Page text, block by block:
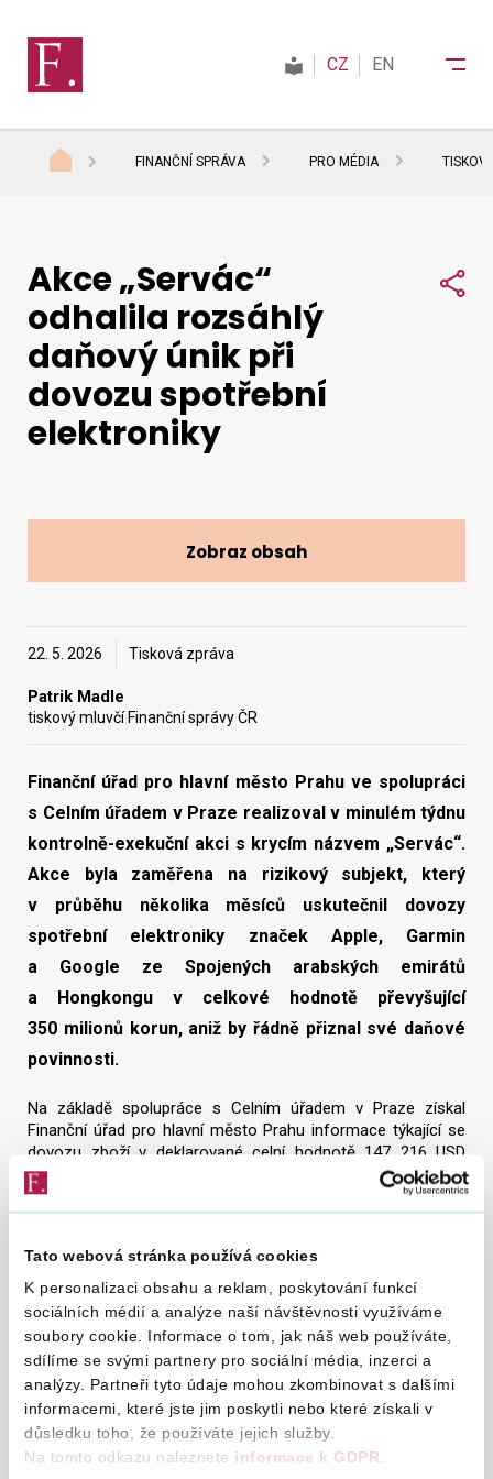
Tato webová stránka používá cookies
K personalizaci obsahu a reklam, poskytování funkcí
sociálních médií a analýze naší návštěvnosti využíváme
soubory cookie. Informace o tom, jak náš web používáte,
sdílíme se svými partnery pro sociální média, inzerci a
analýzy. Partneři tyto údaje mohou zkombinovat s dalšími
informacemi, které jste jim poskytli nebo které získali v
důsledku toho, že používáte jejich služby.
Na tomto odkazu naleznete informace k GDPR
Daně
Mezinárodní spolupráce
Kontakty
CZ EN
FINANČNÍ SPRÁVA PRO MÉDIA
22. 5. 2026 Tisková zpráva
Patrik Madle
tiskový mluvčí Finanční správy ČR
Finanční úřad pro hlavní město Prahu ve spolupráci
s Celním úřadem v Praze realizoval v minulém týdnu
kontrolně-exekuční akci s krycím názvem „Servác“.
Akce byla zaměřena na rizikový subjekt, který
v průběhu několika měsíců uskutečnil dovozy
spotřební elektroniky značek Apple, Garmin
a Google ze Spojených arabských emirátů
a Hongkongu v celkové hodnotě převyšující
350 milionů korun, aniž by řádně přiznal své daňové
povinnosti.
Na základě spolupráce s Celním úřadem v Praze získal
Finanční úřad pro hlavní město Prahu informace týkající se
dovozu zboží v deklarované celní hodnotě 147 216 USD
(3 061 062 Kč). Dovozcem byla riziková obchodní korporace,
u které bylo zjištěno, že nedochází k řádnému hrazení daně
z přidané hodnoty z následného prodeje zboží.
S ohledem na tyto informace byl vydán zajišťovací příkaz
na dosud nestanovenou daň a exekutoři finančního úřadu
celou zásilku elektroniky zabavili. Jednalo se o více než
500 kusů mobilních telefonů Google Pixel, hodinek Garmin
a sluchátek Apple AirPods.
„Tato akce znovu potvrzuje význam úzké spolupráce
finanční a celní správy při odhalování daňových úniků. Díky
koordinovanému postupu a vzájemné výměně informací se
daří efektivně zasahovat proti subjektům, které se snaží
Akce „Servác“
odhalila rozsáhlý
daňový únik při
dovozu spotřební
elektroniky
Zobraz obsah